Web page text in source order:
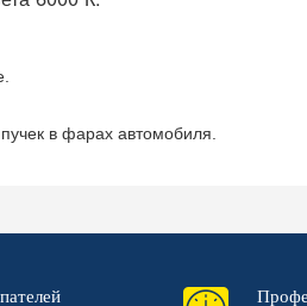
в фарах автомобиля.